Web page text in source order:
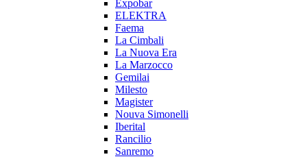
Expobar
ELEKTRA
Faema
La Cimbali
La Nuova Era
La Marzocco
Gemilai
Milesto
Magister
Nouva Simonelli
Iberital
Rancilio
Sanremo